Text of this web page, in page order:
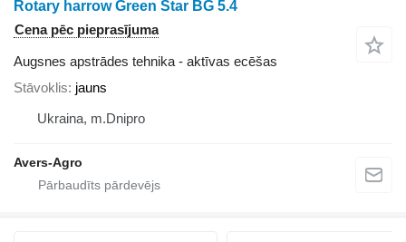
Rotary harrow Green Star BG 5.4
Cena pēc pieprasījuma
Augsnes apstrādes tehnika - aktīvas ecēšas
Stāvoklis jauns
Ukraina, m.Dnipro
Avers-Agro